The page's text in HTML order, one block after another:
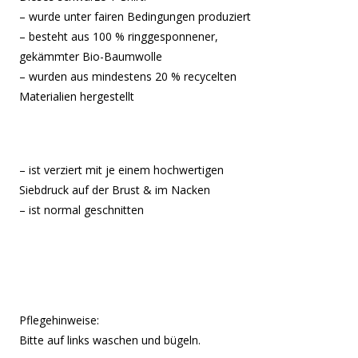
– wurde unter fairen Bedingungen produziert
– besteht aus 100 % ringgesponnener,
gekämmter Bio-Baumwolle
– wurden aus mindestens 20 % recycelten
Materialien hergestellt
– ist verziert mit je einem hochwertigen
Siebdruck auf der Brust & im Nacken
– ist normal geschnitten
Pflegehinweise:
Bitte auf links waschen und bügeln.